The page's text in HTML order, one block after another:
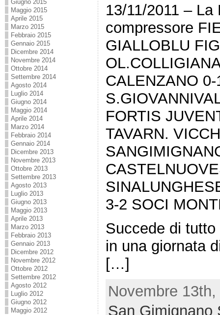
Giugno 2015
Maggio 2015
Aprile 2015
Marzo 2015
Febbraio 2015
Gennaio 2015
Dicembre 2014
Novembre 2014
Ottobre 2014
Settembre 2014
Agosto 2014
Luglio 2014
Giugno 2014
Maggio 2014
Aprile 2014
Marzo 2014
Febbraio 2014
Gennaio 2014
Dicembre 2013
Novembre 2013
Ottobre 2013
Settembre 2013
Agosto 2013
Luglio 2013
Giugno 2013
Maggio 2013
Aprile 2013
Marzo 2013
Febbraio 2013
Gennaio 2013
Dicembre 2012
Novembre 2012
Ottobre 2012
Settembre 2012
Agosto 2012
Luglio 2012
Giugno 2012
Maggio 2012
13/11/2011 –
compressore
GIALLOBLU
CALENZANO
FORTIS
TAVARN.
3-2 SOCI
Succede di
in una giornata
[…]
Novembre
San Gimignano